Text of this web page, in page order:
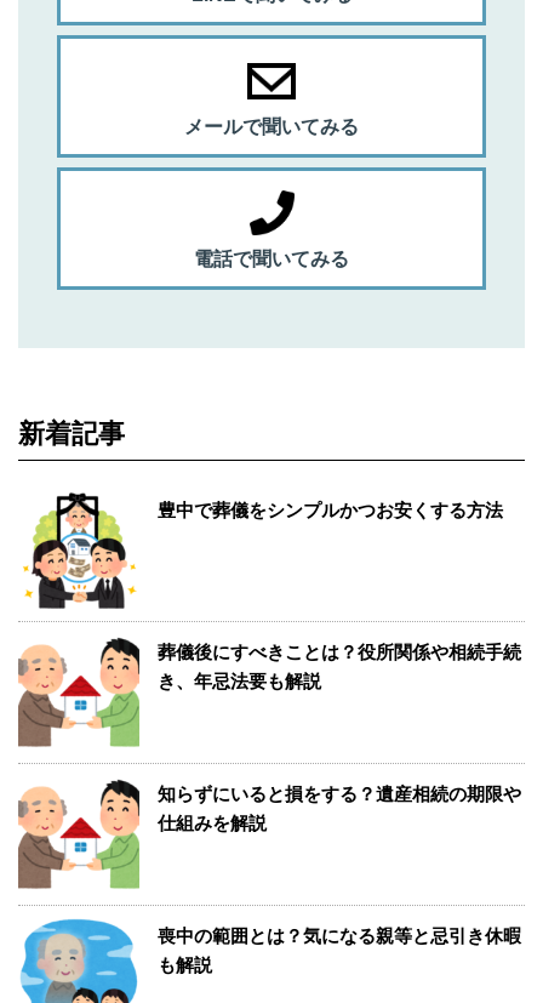
メールで聞いてみる
電話で聞いてみる
新着記事
豊中で葬儀をシンプルかつお安くする方法
葬儀後にすべきことは？役所関係や相続手続
き、年忌法要も解説
知らずにいると損をする？遺産相続の期限や
仕組みを解説
喪中の範囲とは？気になる親等と忌引き休暇
も解説